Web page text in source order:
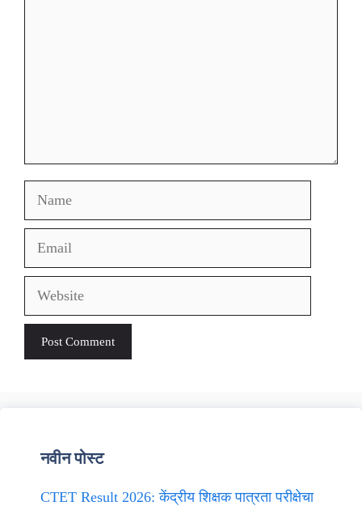
Name
Email
Website
नवीन पोस्ट
CTET Result 2026: केंद्रीय शिक्षक पात्रता परीक्षेचा